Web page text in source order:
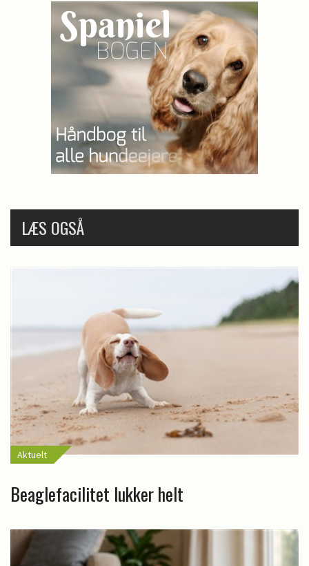
LÆS OGSÅ
Aktuelt
Beaglefacilitet lukker helt